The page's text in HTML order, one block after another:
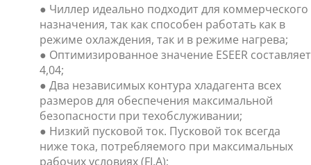
● Чиллер идеально подходит для коммерческого
назначения, так как способен работать как в
режиме охлаждения, так и в режиме нагрева;
● Оптимизированное значение ESEER составляет
4,04;
● Два независимых контура хладагента всех
размеров для обеспечения максимальной
безопасности при техобслуживании;
● Низкий пусковой ток. Пусковой ток всегда
ниже тока, потребляемого при максимальных
рабочих условиях (FI.A);